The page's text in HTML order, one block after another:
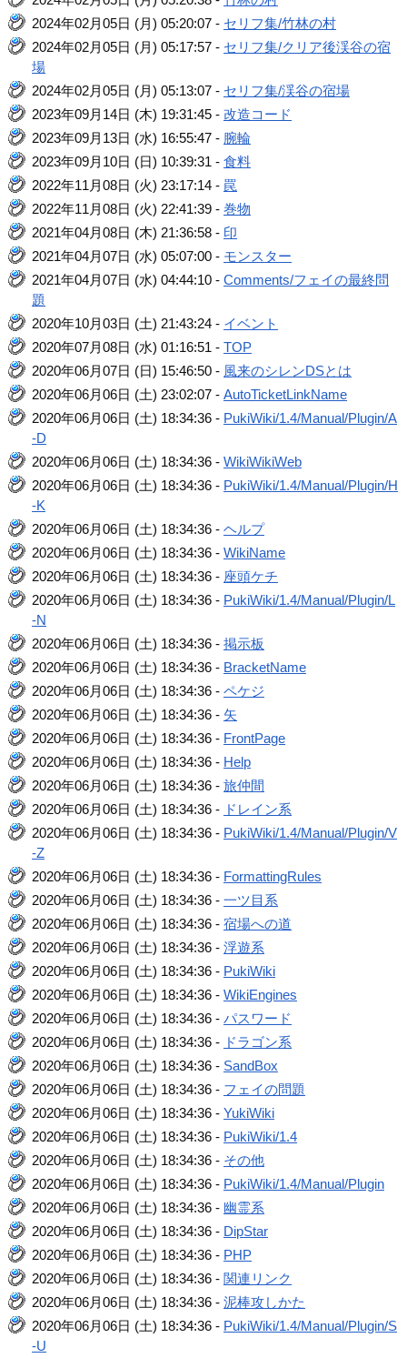
2024年02月05日 (月) 05:20:07 - セリフ集/竹林の村
2024年02月05日 (月) 05:17:57 - セリフ集/クリア後渓谷の宿
場
2024年02月05日 (月) 05:13:07 - セリフ集/渓谷の宿場
2023年09月14日 (木) 19:31:45 -改造コード
2023年09月13日 (水) 16:55:47 - 腕輪
2023年09月10日 (日) 10:39:31 -食料
2022年11月08日 (火) 23:17:14 - 罠
2022年11月08日 (火) 22:41:39 -巻物
2021年04月08日 (木) 21:36:58 - 印
2021年04月07日 (水) 05:07:00 - モンスター
2021年04月07日 (水) 04:44:10 -Comments/フェイの最終問
題
2020年10月03日 (土) 21:43:24 - イベント
2020年07月08日 (水) 01:16:51 -TOP
2020年06月07日 (日) 15:46:50 - 風来のシレンDSとは
2020年06月06日 (土) 23:02:07 -AutoTicketLinkName
2020年06月06日 (土) 18:34:36 - PukiWiki/1.4/Manual/Plugin/A
-D
2020年06月06日 (土) 18:34:36 -WikiWikiWeb
2020年06月06日 (土) 18:34:36 - PukiWiki/1.4/Manual/Plugin/H
-K
2020年06月06日 (土) 18:34:36 -ヘルプ
2020年06月06日 (土) 18:34:36 -WikiName
2020年06月06日 (土) 18:34:36 - 座頭ケチ
2020年06月06日 (土) 18:34:36 - PukiWiki/1.4/Manual/Plugin/L
-N
2020年06月06日 (土) 18:34:36 -掲示板
2020年06月06日 (土) 18:34:36 - BracketName
2020年06月06日 (土) 18:34:36 -ペケジ
2020年06月06日 (土) 18:34:36 - 矢
2020年06月06日 (土) 18:34:36 - FrontPage
2020年06月06日 (土) 18:34:36 - Help
2020年06月06日 (土) 18:34:36 -旅仲間
2020年06月06日 (土) 18:34:36 - ドレイン系
2020年06月06日 (土) 18:34:36 - PukiWiki/1.4/Manual/Plugin/V
-Z
2020年06月06日 (土) 18:34:36 - FormattingRules
2020年06月06日 (土) 18:34:36 -一ツ目系
2020年06月06日 (土) 18:34:36 -宿場への道
2020年06月06日 (土) 18:34:36 -浮遊系
2020年06月06日 (土) 18:34:36 - PukiWiki
2020年06月06日 (土) 18:34:36 -WikiEngines
2020年06月06日 (土) 18:34:36 -パスワード
2020年06月06日 (土) 18:34:36 - ドラゴン系
2020年06月06日 (土) 18:34:36 - SandBox
2020年06月06日 (土) 18:34:36 - フェイの問題
2020年06月06日 (土) 18:34:36 -YukiWiki
2020年06月06日 (土) 18:34:36 - PukiWiki/1.4
2020年06月06日 (土) 18:34:36 - その他
2020年06月06日 (土) 18:34:36 - PukiWiki/1.4/Manual/Plugin
2020年06月06日 (土) 18:34:36 - 幽霊系
2020年06月06日 (土) 18:34:36 - DipStar
2020年06月06日 (土) 18:34:36 - PHP
2020年06月06日 (土) 18:34:36 - 関連リンク
2020年06月06日 (土) 18:34:36 -泥棒攻しかた
2020年06月06日 (土) 18:34:36 - PukiWiki/1.4/Manual/Plugin/S
-U